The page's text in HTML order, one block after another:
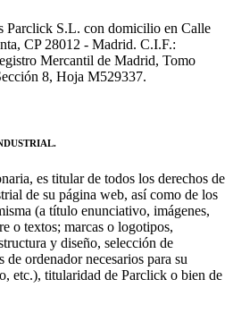
Parclick S.L. con domicilio en Calle
CP 28012 - Madrid. C.I.F.:
Mercantil de Madrid, Tomo
8, Hoja M529337.
es titular de todos los derechos de
de su página web, así como de los
(a título enunciativo, imágenes,
o textos; marcas o logotipos,
y diseño, selección de
de ordenador necesarios para su
etc.), titularidad de Parclick o bien de